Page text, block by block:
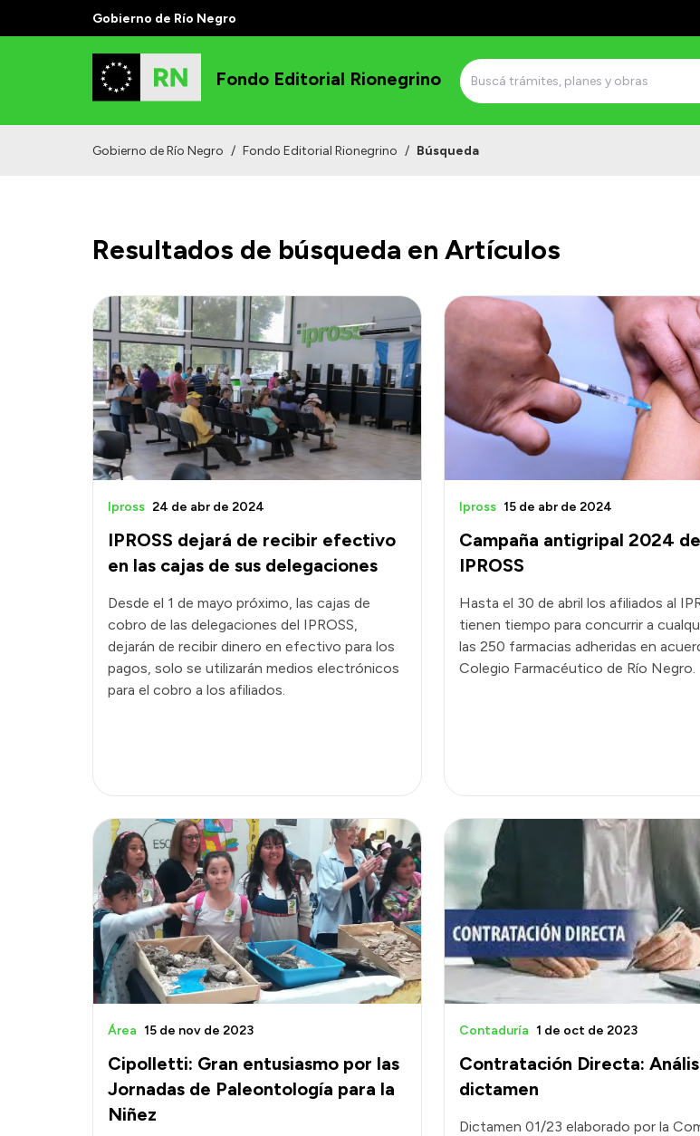
Gobierno de Río Negro
Fondo Editorial Rionegrino
Gobierno de Río Negro / Fondo Editorial Rionegrino / Búsqueda
Resultados de búsqueda en Artículos
IPROSS dejará de recibir efectivo
en las cajas de sus delegaciones
Ipross 24 de abr de 2024
Desde el 1 de mayo próximo, las cajas de
cobro de las delegaciones del IPROSS,
dejarán de recibir dinero en efectivo para los
pagos, solo se utilizarán medios electrónicos
para el cobro a los afiliados.
Campaña antigripal 2024 de
IPROSS
Ipross 15 de abr de 2024
Hasta el 30 de abril los afiliados al
tienen tiempo para concurrir a
las 250 farmacias adheridas en
Colegio Farmacéutico de Río Negro.
Cipolletti: Gran entusiasmo por las
Jornadas de Paleontología para la
Niñez
Área 15 de nov de 2023
Contratación Directa:
dictamen
Contaduría 1 de oct de 2023
Dictamen 01/23 elaborado por la